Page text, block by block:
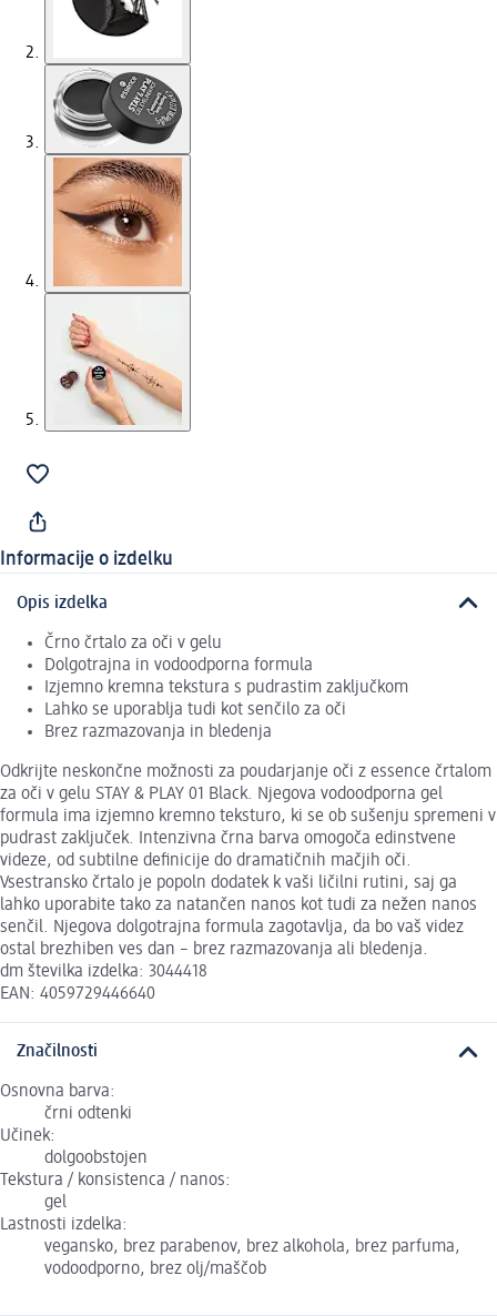
Informacije o izdelku
Opis izdelka
Črno črtalo za oči v gelu
Dolgotrajna in vodoodporna formula
Izjemno kremna tekstura s pudrastim zaključkom
Lahko se uporablja tudi kot senčilo za oči
Brez razmazovanja in bledenja
Odkrijte neskončne možnosti za poudarjanje oči z essence črtalom
za oči v gelu STAY & PLAY 01 Black. Njegova vodoodporna gel
formula ima izjemno kremno teksturo, ki se ob sušenju spremeni v
pudrast zaključek. Intenzivna črna barva omogoča edinstvene
videze, od subtilne definicije do dramatičnih mačjih oči.
Vsestransko črtalo je popoln dodatek k vaši ličilni rutini, saj ga
lahko uporabite tako za natančen nanos kot tudi za nežen nanos
senčil. Njegova dolgotrajna formula zagotavlja, da bo vaš videz
ostal brezhiben ves dan – brez razmazovanja ali bledenja.
dm številka izdelka: 3044418
EAN: 4059729446640
Značilnosti
Osnovna barva:
črni odtenki
Učinek:
dolgoobstojen
Tekstura / konsistenca / nanos:
gel
Lastnosti izdelka:
vegansko, brez parabenov, brez alkohola, brez parfuma,
vodoodporno, brez olj/maščob